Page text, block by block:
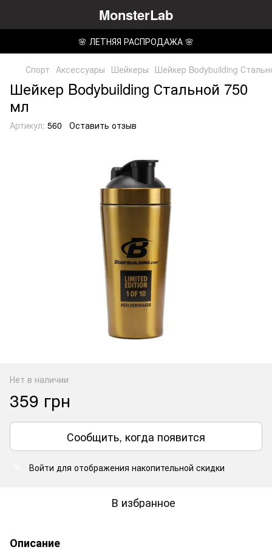
MonsterLab
🌸 ЛЕТНЯЯ РАСПРОДАЖА 🌸
Спорт Аксессуары Шейкеры Шейкер Bodybuilding
Шейкер Bodybuilding Стальной 750
мл
Артикул: 560 Оставить отзыв
Нет в наличии
359 грн
Сообщить, когда появится
Войти для отображения накопительной скидки
В избранное
Описание